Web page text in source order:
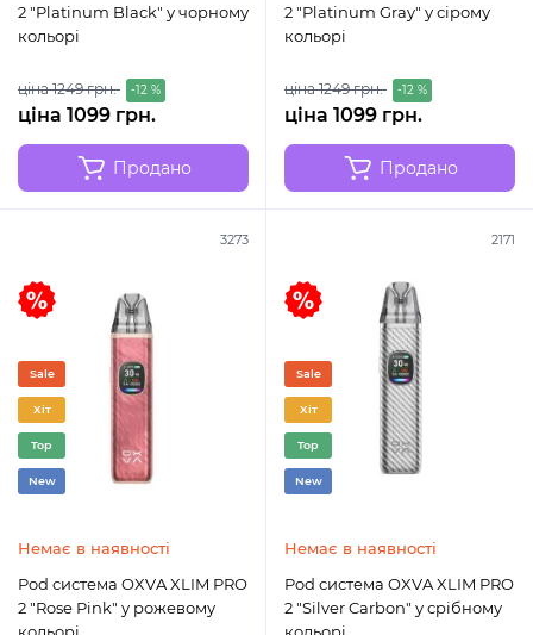
2 "Platinum Black" у чорному
кольорі
ціна 1249 грн. -12 %
ціна 1099 грн.
Продано
2 "Platinum Gray" у сірому
кольорі
ціна 1249 грн. -12 %
ціна 1099 грн.
Продано
3273
Sale
Хіт
Top
New
Немає в наявності
Pod система OXVA XLIM PRO
2 "Rose Pink" у рожевому
2171
Sale
Хіт
Top
New
Немає в наявності
Pod система OXVA XLIM PRO
2 "Silver Carbon" у срібному